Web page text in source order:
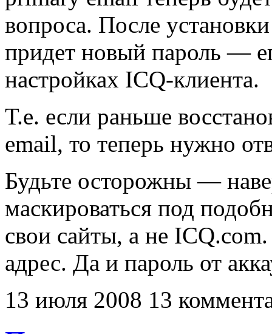
вопроса. После
придет новый пароль —
настройках ICQ-клиента.
Т.е. если раньше
email, то теперь нужно
Будьте осторожны —
маскироваться под
свои сайты, а не
адрес. Да и пароль от
13 июля 2008 13